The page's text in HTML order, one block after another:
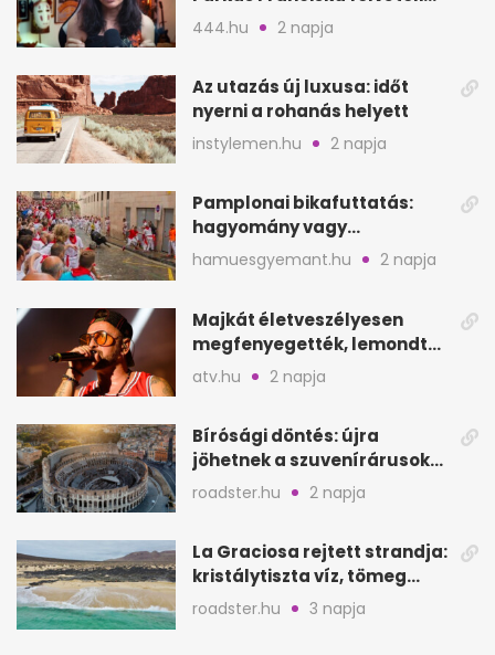
videója után
444.hu 2 napja
Az utazás új luxusa: időt
nyerni a rohanás helyett
instylemen.hu 2 napja
Pamplonai bikafuttatás:
hagyomány vagy
értelmetlen vérontás?
hamuesgyemant.hu 2 napja
Majkát életveszélyesen
megfenyegették, lemondta
a sepsiszentgyörgyi
atv.hu 2 napja
Bírósági döntés: újra
jöhetnek a szuvenírárusok
Európa ikonikus helyére
roadster.hu 2 napja
La Graciosa rejtett strandja:
kristálytiszta víz, tömeg
nélkül
roadster.hu 3 napja